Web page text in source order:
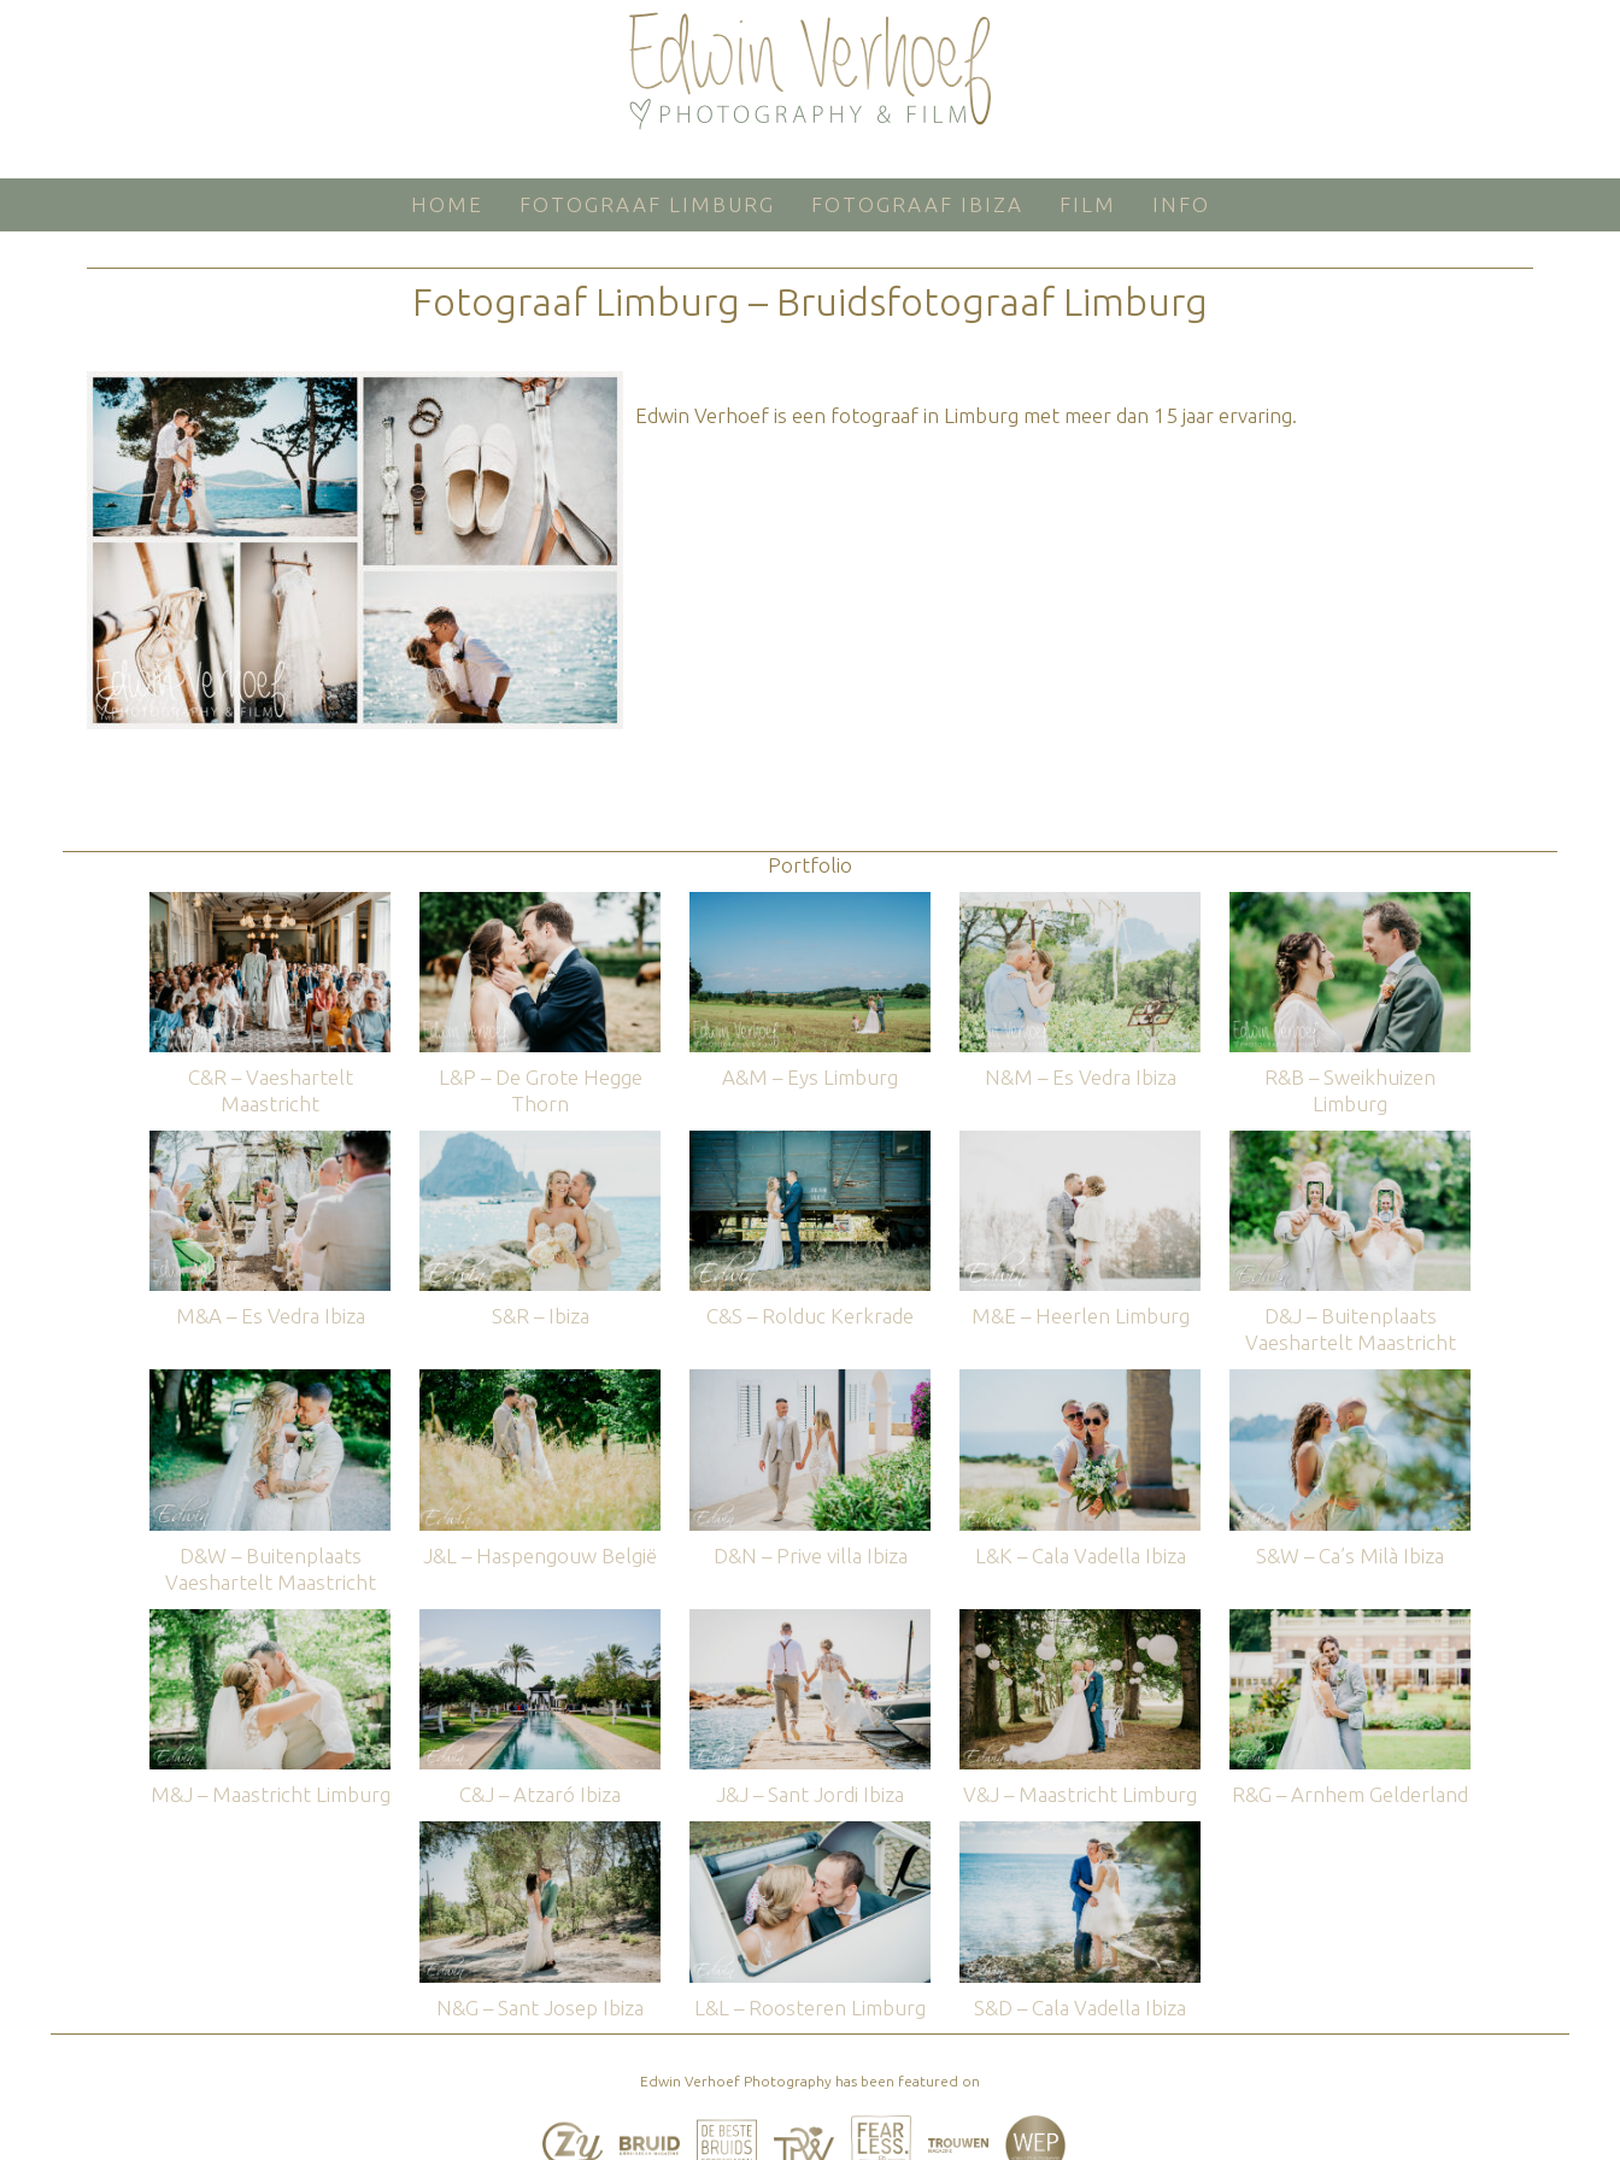
HOME FOTOGRAAF LIMBURG FOTOGRAAF IBIZA FILM INFO
Fotograaf Limburg – Bruidsfotograaf Limburg
Edwin Verhoef is een fotograaf in Limburg met meer dan 15 jaar ervaring.
Portfolio
C&R – Vaeshartelt
Maastricht
L&P – De Grote Hegge
Thorn
A&M – Eys Limburg N&M – Es Vedra Ibiza
R&B – Sweikhuizen
Limburg
M&A – Es Vedra Ibiza S&R – Ibiza C&S – Rolduc Kerkrade M&E – Heerlen Limburg
D&J – Buitenplaats
Vaeshartelt Maastricht
D&W – Buitenplaats
Vaeshartelt Maastricht
J&L – Haspengouw België D&N – Prive villa Ibiza L&K – Cala Vadella Ibiza S&W – Ca’s Milà Ibiza
M&J – Maastricht Limburg C&J – Atzaró Ibiza J&J – Sant Jordi Ibiza V&J – Maastricht Limburg R&G – Arnhem Gelderland
N&G – Sant Josep Ibiza L&L – Roosteren Limburg S&D – Cala Vadella Ibiza
Edwin Verhoef Photography has been featured on